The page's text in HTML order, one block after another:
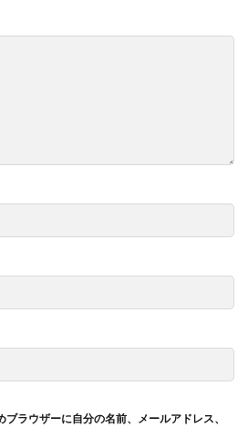
ラウザーに自分の名前、メールアドレス、